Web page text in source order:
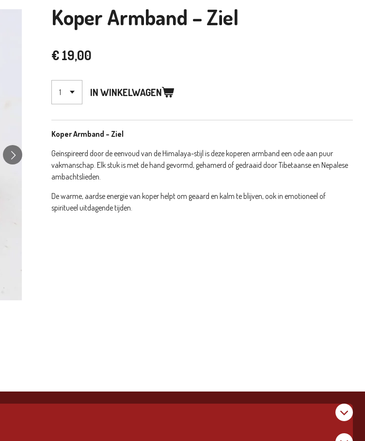
Koper Armband – Ziel
€ 19,00
IN WINKELWAGEN
Koper Armband – Ziel
Geïnspireerd door de eenvoud van de Himalaya-stijl is deze koperen armband een ode aan puur
vakmanschap. Elk stuk is met de hand gevormd, gehamerd of gedraaid door Tibetaanse en Nepalese
ambachtslieden.
De warme, aardse energie van koper helpt om geaard en kalm te blijven, ook in emotioneel of
spiritueel uitdagende tijden.